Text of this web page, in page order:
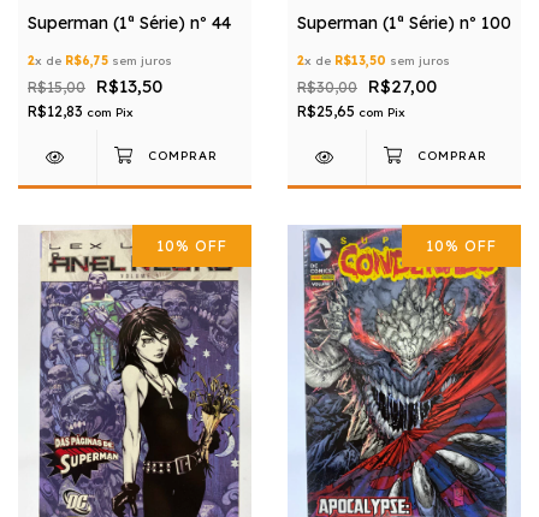
Superman (1ª Série) nº 44
2x de R$6,75 sem juros
R$15,00 R$13,50
R$12,83 com Pix
Superman (1ª Série) nº 100
2x de R$13,50 sem juros
R$30,00 R$27,00
R$25,65 com Pix
10% OFF 10% OFF